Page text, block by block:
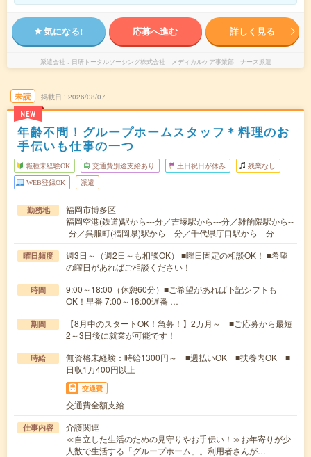
気になる! 応募へ進む 詳しく見る
派遣会社 日研トータルソーシング株式会社 メディカルケア事業部 ナース派遣
未読
NEW
掲載日 2026/08/07
年齢不問！グループホームスタッフ＊料理のお
手伝いも仕事の一つ
職種未経験OK 交通費別途支給あり 土日祝日が休み 残業なし
WEB登録OK 派遣
勤務地
福岡市博多区
福岡空港(鉄道)駅から---分／吉塚駅から---分／雑餉隈駅から--
-分／呉服町(福岡県)駅から---分／千代県庁口駅から---分
曜日頻度
週3日～（週2日～も相談OK） ■曜日固定の相談OK！ ■希望
の曜日があればご相談ください！
時間
9:00～18:00（休憩60分）■ご希望があれば下記シフトも
OK！早番 7:00～16:00遅番 …
期間
【8月中のスタートOK！急募！】2カ月～ ■ご応募から最短
2～3日後に就業が可能です！
時給
無資格未経験：時給1300円～ ■週払いOK ■扶養内OK ■
日収1万400円以上
交通費
交通費全額支給
仕事内容
介護関連
≪自立した生活のための見守りやお手伝い！≫お年寄りが少
人数で生活する「グループホーム」。利用者さんが…